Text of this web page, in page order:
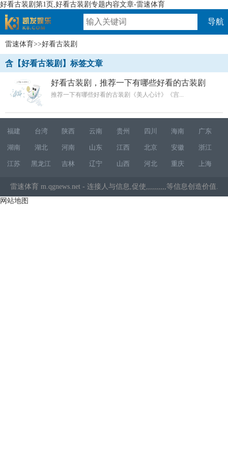
好看古装剧第1页,好看古装剧专题内容文章-雷速体育
速体育
导航
雷速体育>>好看古装剧
含【好看古装剧】标签文章
好看古装剧，推荐一下有哪些好看的古装剧
推荐一下有哪些好看的古装剧《美人心计》《宫...
福建 台湾 陕西 云南 贵州 四川 海南 广东
湖南 湖北 河南 山东 江西 北京 安徽 浙江
江苏 黑龙江 吉林 辽宁 山西 河北 重庆 上海
雷速体育 m.qgnews.net - 连接人与信息,促使,,,,,,,,,,等信息创造价值.
网站地图